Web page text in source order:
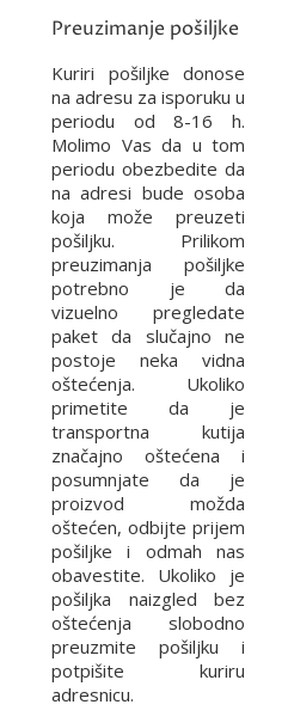
Preuzimanje pošiljke
Kuriri pošiljke donose
na adresu za isporuku u
periodu od 8-16 h.
Molimo Vas da u tom
periodu obezbedite da
na adresi bude osoba
koja može preuzeti
pošiljku. Prilikom
preuzimanja pošiljke
potrebno je da
vizuelno pregledate
paket da slučajno ne
postoje neka vidna
oštećenja. Ukoliko
primetite da je
transportna kutija
značajno oštećena i
posumnjate da je
proizvod možda
oštećen, odbijte prijem
pošiljke i odmah nas
obavestite. Ukoliko je
pošiljka naizgled bez
oštećenja slobodno
preuzmite pošiljku i
potpišite kuriru
adresnicu.